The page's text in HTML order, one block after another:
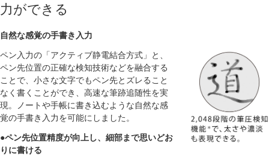
力ができる
自然な感覚の手書き入力
ペン入力の「アクティブ静電結合方式」と、
ペン先位置の正確な検知技術などを融合する
ことで、小さな文字でもペン先とズレること
なく書くことができ、高速な筆跡追随性を実
現。ノートや手帳に書き込むような自然な感
覚の手書き入力を可能にしました。
●ペン先位置精度が向上し、細部まで思いどお
りに書ける